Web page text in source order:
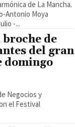
Antonio Moya
-...
broche de
del gran
domingo
Negocios y
el Festival